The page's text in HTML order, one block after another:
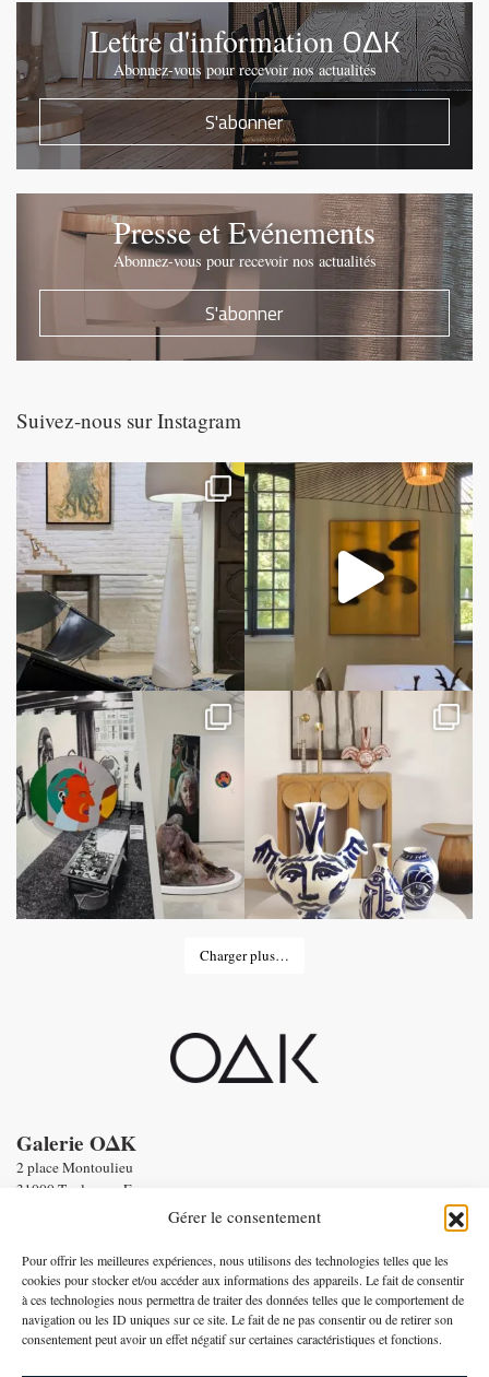
Gérer le consentement
Pour offrir les meilleures expériences, nous utilisons des technologies telles que les
cookies pour stocker et/ou accéder aux informations des appareils. Le fait de consentir
à ces technologies nous permettra de traiter des données telles que le comportement de
navigation ou les ID uniques sur ce site. Le fait de ne pas consentir ou de retirer son
consentement peut avoir un effet négatif sur certaines caractéristiques et fonctions.
Lettre d'informationOΔK
Abonnez-vous pour recevoir nos actualités
S'abonner
Presse et Evénements
Abonnez-vous pour recevoir nos actualités
S'abonner
Suivez-nous sur Instagram
Charger plus…
Galerie OΔK
2 place Montoulieu
31000 Toulouse - France
+33 6 58 56 86 19
-Conditions générales de vente
-Mentions légales
Paiement par